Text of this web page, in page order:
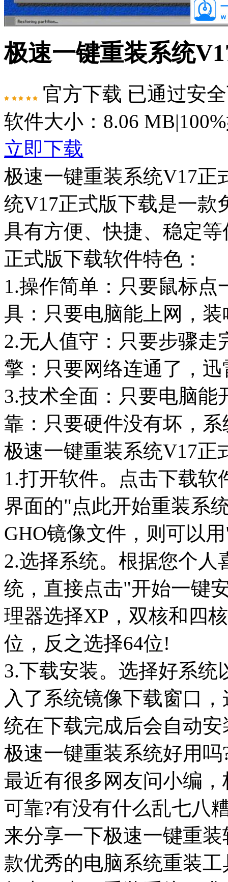
极速一键重装系统
官方下载 已通过安
软件大小：8.06 MB|
立即下载
极速一键重装系统V17正
统V17正式版下载是一款
具有方便、快捷、稳定
正式版下载软件特色：
1.操作简单：只要鼠标
具：只要电脑能上网，
2.无人值守：只要步骤
擎：只要网络连通了，
3.技术全面：只要电脑
靠：只要硬件没有坏，
极速一键重装系统V17正
1.打开软件。点击下载
界面的"点此开始重装系
GHO镜像文件，则可以
2.选择系统。根据您个
统，直接点击"开始一键
理器选择XP，双核和四
位，反之选择64位!
3.下载安装。选择好系
入了系统镜像下载窗口
统在下载完成后会自动
极速一键重装系统好用
最近有很多网友问小编
可靠?有没有什么乱七八
来分享一下极速一键重
款优秀的电脑系统重装